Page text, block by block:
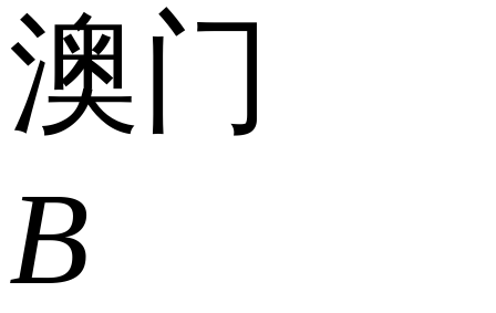
澳门
B